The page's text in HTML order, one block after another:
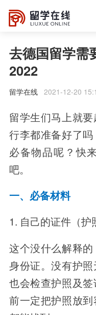
去德国留学需
2022
留学在线2021-12-20
留学生们马上就
行李都准备好了
必备物品呢？快
吧。
一、必备材料
1. 自己的证件（护
这个没什么解释
身份证。没有护
也会检查护照及
前一定把护照放